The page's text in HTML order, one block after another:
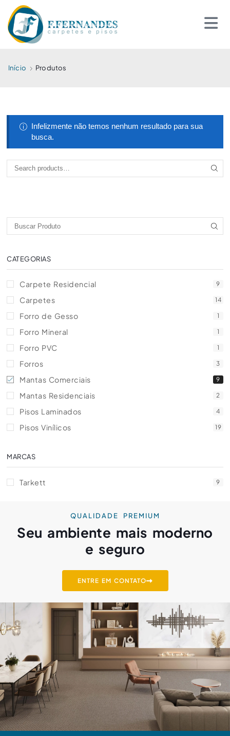
Início Produtos
Infelizmente não temos nenhum resultado para sua
busca.
CATEGORIAS
Carpete Residencial 9
Carpetes 14
Forro de Gesso 1
Forro Mineral 1
Forro PVC 1
Forros 3
Mantas Comerciais 9
Mantas Residenciais 2
Pisos Laminados 4
Pisos Vinílicos 19
MARCAS
Tarkett 9
QUALIDADE PREMIUM
Seu ambiente mais moderno
e seguro
ENTRE EM CONTATO